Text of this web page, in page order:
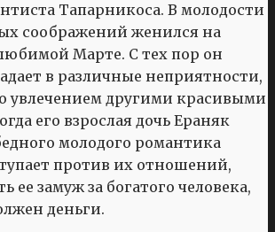
Тапарникоса. В молодости
соображений женился на
Марте. С тех пор он
в различные неприятности,
увлечением другими красивыми
его взрослая дочь Ераняк
молодого романтика
против их отношений,
ее замуж за богатого человека,
деньги.